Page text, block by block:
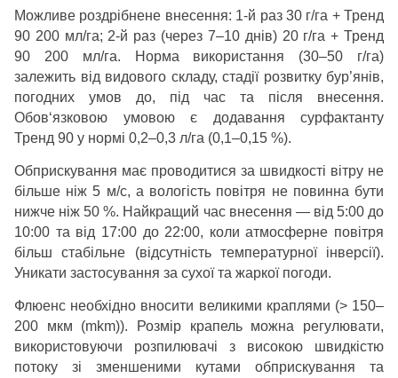
Можливе роздрібнене внесення: 1-й раз 30 г/га + Тренд
90 200 мл/га; 2-й раз (через 7–10 днів) 20 г/га + Тренд
90 200 мл/га. Норма
використання (30–50 г/га)
залежить від видового складу, стадії розвитку бур’янів,
погодних умов до, під час та після внесення.
Обов‘язковою умовою є додавання сурфактанту
Тренд 90 у нормі 0,2–0,3 л/га (0,1–0,15 %).
Обприскування має проводитися за швидкості вітру не
більше ніж 5 м/с, а вологість повітря не повинна бути
нижче ніж 50 %. Найкращий час внесення — від 5:00 до
10:00 та від 17:00 до 22:00, коли атмосферне повітря
більш стабільне (відсутність температурної інверсії).
Уникати застосування за сухої та жаркої погоди.
Флюенс необхідно вносити великими краплями (> 150–
200 мкм (mkm)). Розмір крапель можна регулювати,
використовуючи розпилювачі з високою швидкістю
потоку зі зменшеними кутами обприскування та